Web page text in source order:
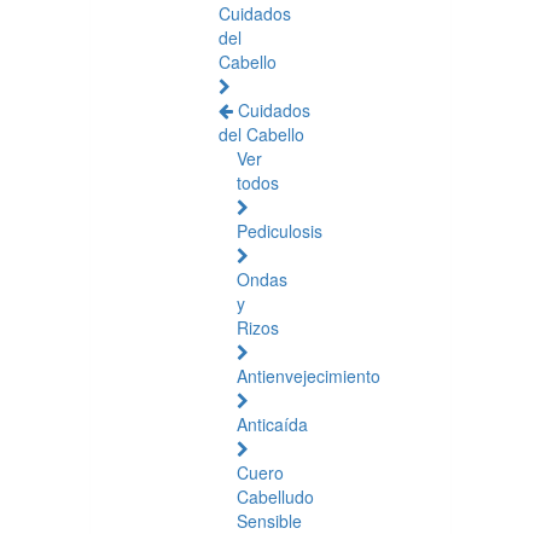
Cuidados
del
Cabello
Cuidados
del Cabello
Ver
todos
Pediculosis
Ondas
y
Rizos
Antienvejecimiento
Anticaída
Cuero
Cabelludo
Sensible